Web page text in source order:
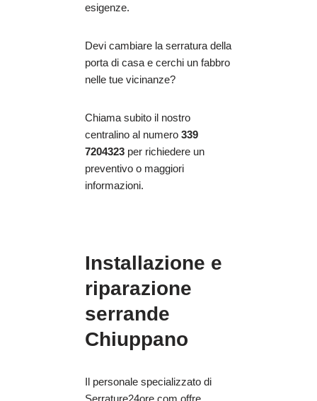
esigenze.
Devi cambiare la serratura della
porta di casa e cerchi un fabbro
nelle tue vicinanze?
Chiama subito il nostro
centralino al numero 339
7204323 per richiedere un
preventivo o maggiori
informazioni.
Installazione e
riparazione
serrande
Chiuppano
Il personale specializzato di
Serrature24ore.com offre